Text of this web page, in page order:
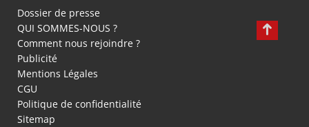
Dossier de presse
QUI SOMMES-NOUS ?
Comment nous rejoindre ?
Publicité
Mentions Légales
CGU
Politique de confidentialité
Sitemap